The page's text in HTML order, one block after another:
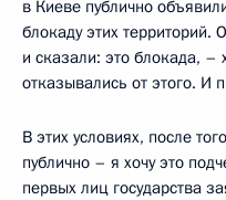
в Киеве публично
блокаду этих территорий.
и сказали: это блокада, –
отказывались от этого. И
В этих условиях, после
публично – я хочу это
первых лиц государства